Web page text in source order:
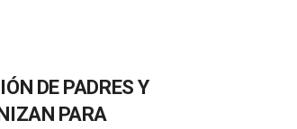
DE PADRES Y
PARA